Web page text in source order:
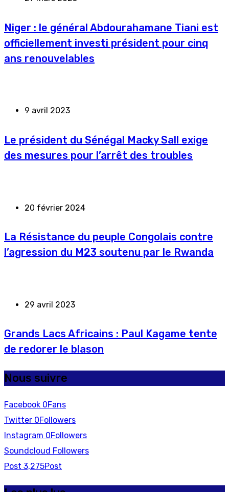
Niger : le général Abdourahamane Tiani est
officiellement investi président pour cinq
ans renouvelables
9 avril 2023
Le président du Sénégal Macky Sall exige
des mesures pour l’arrêt des troubles
20 février 2024
La Résistance du peuple Congolais contre
l’agression du M23 soutenu par le Rwanda
29 avril 2023
Grands Lacs Africains : Paul Kagame tente
de redorer le blason
Nous suivre
Facebook 0Fans
Twitter 0Followers
Instagram 0Followers
Soundcloud Followers
Post 3,275Post